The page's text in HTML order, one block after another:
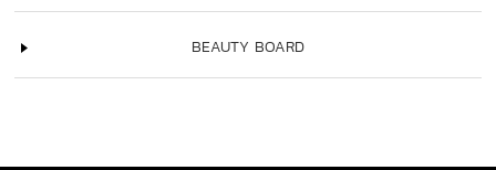
BEAUTY BOARD